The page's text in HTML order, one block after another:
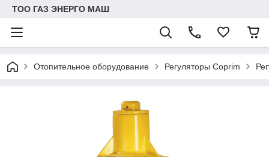
ТОО ГАЗ ЭНЕРГО МАШ
Отопительное оборудование Регуляторы Coprim